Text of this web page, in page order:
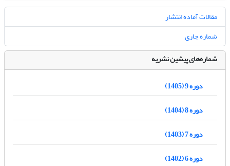
مقالات آماده انتشار
شماره جاری
شماره‌های پیشین نشریه
دوره 9 (1405)
دوره 8 (1404)
دوره 7 (1403)
دوره 6 (1402)